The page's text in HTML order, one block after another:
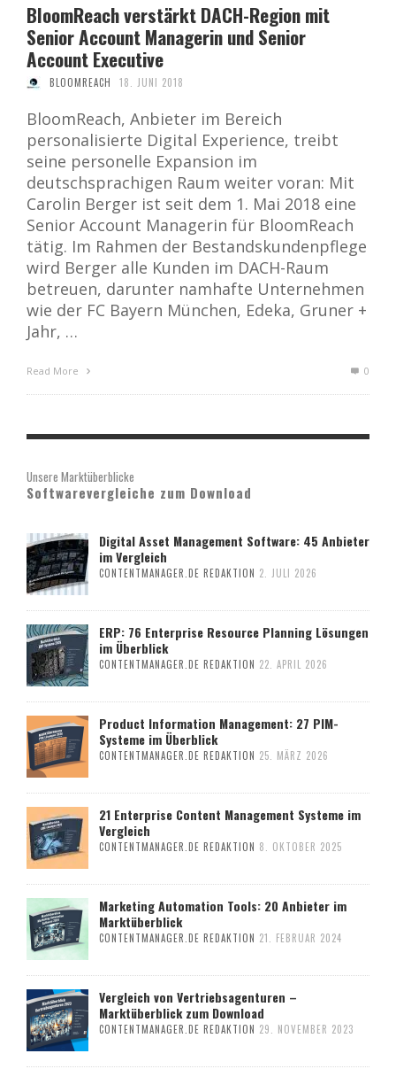
BloomReach verstärkt DACH-Region mit
Senior Account Managerin und Senior
Account Executive
BLOOMREACH 18. JUNI 2018
BloomReach, Anbieter im Bereich
personalisierte Digital Experience, treibt
seine personelle Expansion im
deutschsprachigen Raum weiter voran: Mit
Carolin Berger ist seit dem 1. Mai 2018 eine
Senior Account Managerin für BloomReach
tätig. Im Rahmen der Bestandskundenpflege
wird Berger alle Kunden im DACH-Raum
betreuen, darunter namhafte Unternehmen
wie der FC Bayern München, Edeka, Gruner +
Jahr, …
Read More 0
Unsere Marktüberblicke
Softwarevergleiche zum Download
Digital Asset Management Software: 45 Anbieter
im Vergleich
CONTENTMANAGER.DE REDAKTION 2. JULI 2026
ERP: 76 Enterprise Resource Planning Lösungen
im Überblick
CONTENTMANAGER.DE REDAKTION 22. APRIL 2026
Product Information Management: 27 PIM-
Systeme im Überblick
CONTENTMANAGER.DE REDAKTION 25. MÄRZ 2026
21 Enterprise Content Management Systeme im
Vergleich
CONTENTMANAGER.DE REDAKTION 8. OKTOBER 2025
Marketing Automation Tools: 20 Anbieter im
Marktüberblick
CONTENTMANAGER.DE REDAKTION 21. FEBRUAR 2024
Vergleich von Vertriebsagenturen –
Marktüberblick zum Download
CONTENTMANAGER.DE REDAKTION 29. NOVEMBER 2023